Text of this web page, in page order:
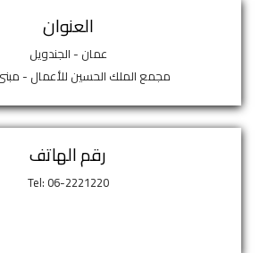
العنوان
عمان - الجندويل
مجمع الملك الحسين للأعمال -
رقم الهاتف
Tel: 06-2221220